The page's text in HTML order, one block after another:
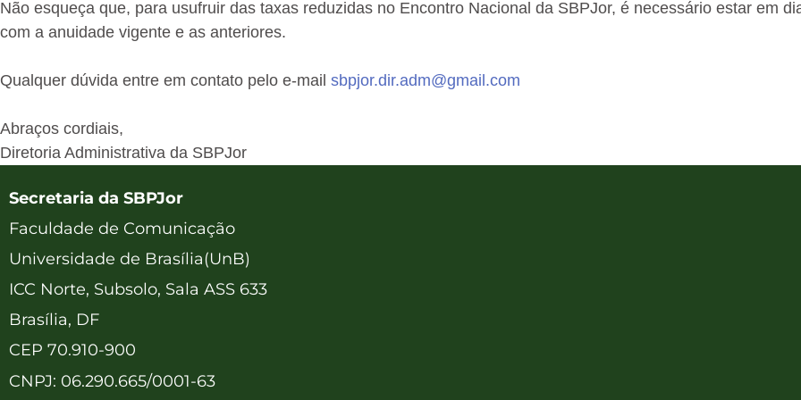
Não esqueça que, para usufruir das taxas reduzidas no Encontro Nacional da SBPJor, é necessário estar em
com a anuidade vigente e as anteriores.
Qualquer dúvida entre em contato pelo e-mail sbpjor.dir.adm@gmail.com
Abraços cordiais,
Diretoria Administrativa da SBPJor
Secretaria da SBPJor
Faculdade de Comunicação
Universidade de Brasília(UnB)
ICC Norte, Subsolo, Sala ASS 633
Brasília, DF
CEP 70.910-900
CNPJ: 06.290.665/0001-63